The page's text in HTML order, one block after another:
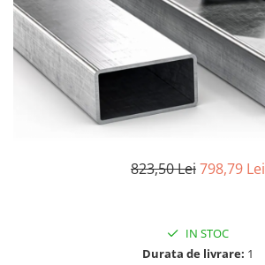
Accesorii gips carton
Plăci gips carton
Plăci OSB
Elemente de zidărie
Blocuri ceramice cu găuri
823,50 Lei798,79 Lei
IN STOC
Durata de livrare: 1